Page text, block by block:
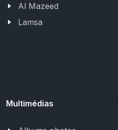
Al Mazeed
Lamsa
Multimédias